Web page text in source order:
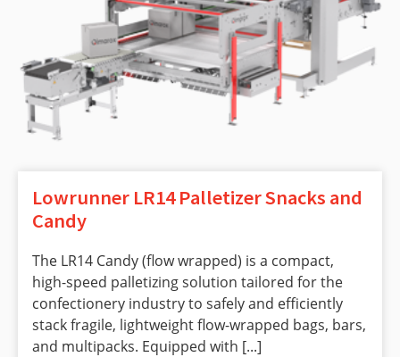
Lowrunner LR14 Palletizer Snacks and
Candy
The LR14 Candy (flow wrapped) is a compact,
high-speed palletizing solution tailored for the
confectionery industry to safely and efficiently
stack fragile, lightweight flow-wrapped bags, bars,
and multipacks. Equipped with [...]